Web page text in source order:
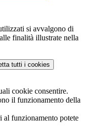
si avvalgono di
finalità illustrate nella
tutti i cookies
cookie consentire.
il funzionamento della
al funzionamento potete